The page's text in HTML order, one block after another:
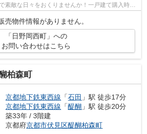
素敵な日々をおくりませんか！一戸建て購入時の
解消いたしま...
売物件情報がありません。
「日野岡西町」への
お問い合わせはこちら
柏森町
京都地下鉄東西線 「石田 」駅 徒歩17分
京都地下鉄東西線 「醍醐 」駅 徒歩20分
築33年 / 3階建
京都府京都市伏見区醍醐柏森町